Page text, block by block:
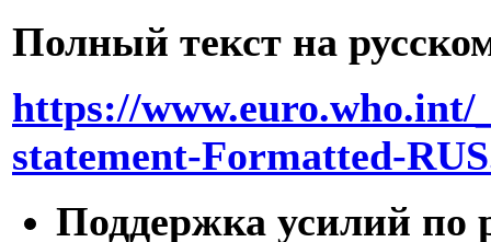
Полный текст на
https://www.euro.who.int/
statement-Formatted-
Поддержка усилий по